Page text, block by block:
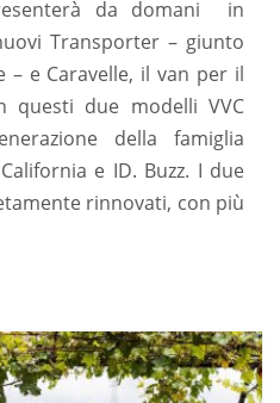
da domani in
Transporter – giunto
– e Caravelle, il van per il
questi due modelli VVC
della famiglia
e ID. Buzz. I due
rinnovati, con più